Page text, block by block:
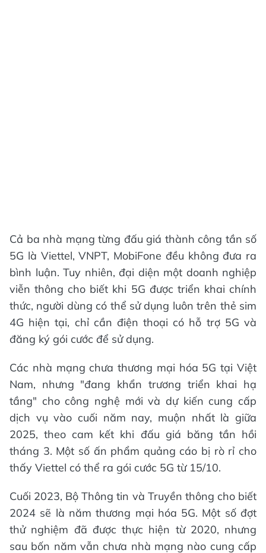
Cả ba nhà mạng từng đấu giá thành công tần số
5G là Viettel, VNPT, MobiFone đều không đưa ra
bình luận. Tuy nhiên, đại diện một doanh nghiệp
viễn thông cho biết khi 5G được triển khai chính
thức, người dùng có thể sử dụng luôn trên thẻ sim
4G hiện tại, chỉ cần điện thoại có hỗ trợ 5G và
đăng ký gói cước để sử dụng.
Các nhà mạng chưa thương mại hóa 5G tại Việt
Nam, nhưng "đang khẩn trương triển khai hạ
tầng" cho công nghệ mới và dự kiến cung cấp
dịch vụ vào cuối năm nay, muộn nhất là giữa
2025, theo cam kết khi đấu giá băng tần hồi
tháng 3. Một số ấn phẩm quảng cáo bị rò rỉ cho
thấy Viettel có thể ra gói cước 5G từ 15/10.
Cuối 2023, Bộ Thông tin và Truyền thông cho biết
2024 sẽ là năm thương mại hóa 5G. Một số đợt
thử nghiệm đã được thực hiện từ 2020, nhưng
sau bốn năm vẫn chưa nhà mạng nào cung cấp